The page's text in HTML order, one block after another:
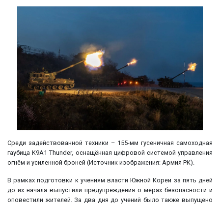
Среди задействованной техники – 155-мм гусеничная самоходная
гаубица K9A1 Thunder, оснащённая цифровой системой управления
огнём и усиленной броней (Источник изображения: Армия РК).
В рамках подготовки к учениям власти Южной Кореи за пять дней
до их начала выпустили предупреждения о мерах безопасности и
оповестили жителей. За два дня до учений было также выпущено